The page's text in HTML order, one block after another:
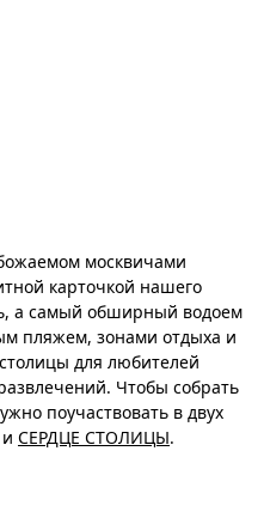
москвичами
карточкой нашего
а самый обширный водоем
пляжем, зонами отдыха и
для любителей
Чтобы собрать
поучаствовать в двух
и СЕРДЦЕ СТОЛИЦЫ.